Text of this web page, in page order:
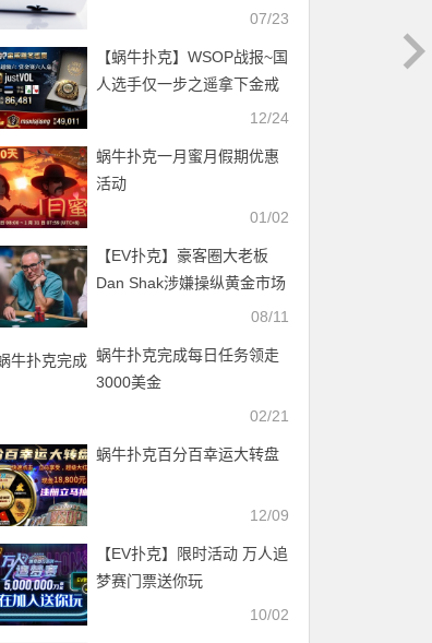
07/23
【蜗牛扑克】WSOP战报~国
人选手仅一步之遥拿下金戒
指 完美收割对手 勇夺亚军殊
12/24
蜗牛扑克一月蜜月假期优惠
活动
01/02
【EV扑克】豪客圈大老板
Dan Shak涉嫌操纵黄金市场
08/11
蜗牛扑克完成每日任务领走
3000美金
02/21
蜗牛扑克百分百幸运大转盘
12/09
【EV扑克】限时活动 万人追
梦赛门票送你玩
10/02